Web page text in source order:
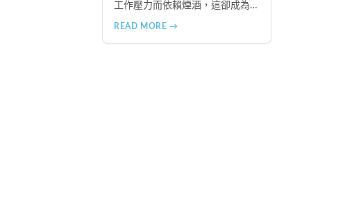
工作壓力而依賴煙酒，這卻成為
READ MORE →